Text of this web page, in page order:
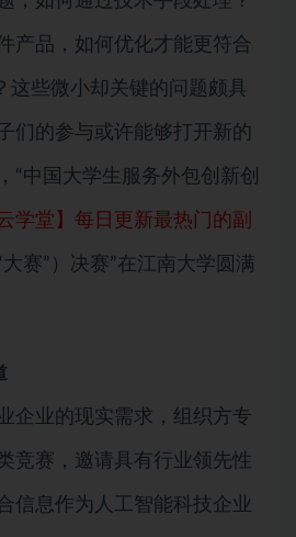
产品，如何优化才能更符合
这些微小却关键的问题颇具
们的参与或许能够打开新的
“中国大学生服务外包创新创
学堂】每日更新最热门的副
大赛”）决赛”在江南大学圆满
企业的现实需求，组织方专
竞赛，邀请具有行业领先性
信息作为人工智能科技企业